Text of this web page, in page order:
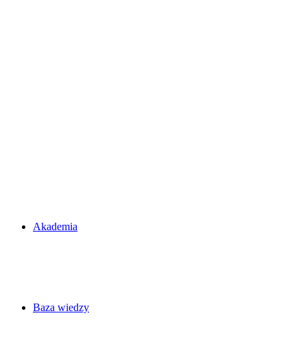
Akademia
Baza wiedzy